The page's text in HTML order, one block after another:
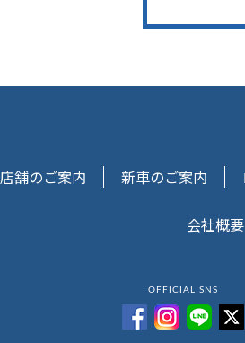
店舗のご案内 新車のご案内
会社概要
OFFICIAL SNS